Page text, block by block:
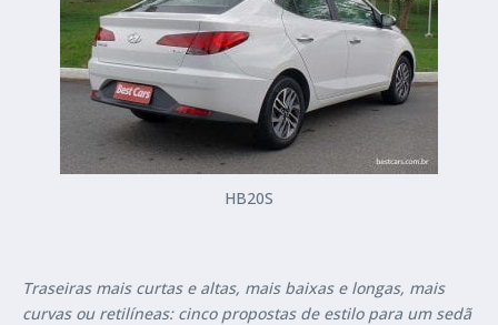
HB20S
Traseiras mais curtas e altas, mais baixas e longas, mais
curvas ou retilíneas: cinco propostas de estilo para um sedã